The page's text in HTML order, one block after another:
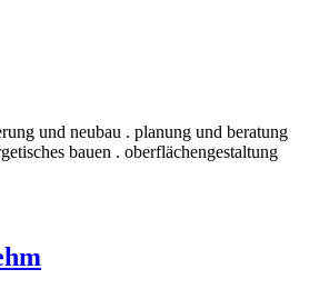
und neubau . planung und beratung
bauen . oberflächengestaltung